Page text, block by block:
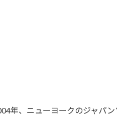
年、ニューヨークのジャパン